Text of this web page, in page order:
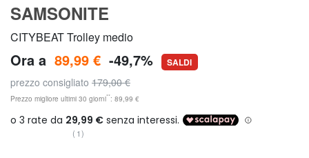
SAMSONITE
CITYBEAT Trolley medio
Ora a 89,99 € -49,7% SALDI
prezzo consigliato 179,00 €
Prezzo migliore ultimi 30 giorni**: 89,99 €
(1)